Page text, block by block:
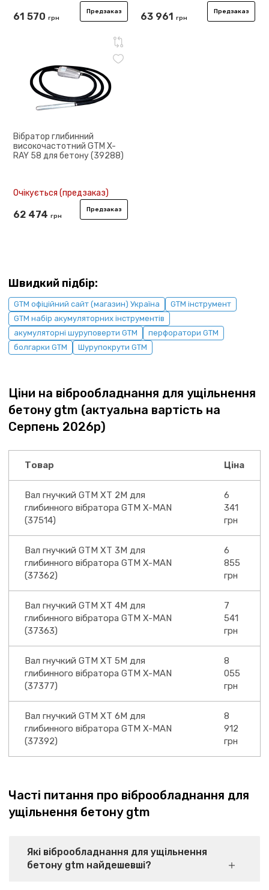
61 570 грн
Предзаказ 63 961 грн
Предзаказ
Вібратор глибинний
високочастотний GTM X-
RAY 58 для бетону (39288)
Очікується (предзаказ)
62 474 грн
Предзаказ
Швидкий підбір:
GTM офіційний сайт (магазин) Україна
GTM інструмент
GTM набір акумуляторних інструментів
акумуляторні шуруповерти GTM
перфоратори GTM
болгарки GTM
Шурупокрути GTM
Ціни на віброобладнання для ущільнення
бетону gtm (актуальна вартість на
Серпень 2026р)
Товар Ціна
Вал гнучкий GTM XT 2M для
глибинного вібратора GTM X-MAN
(37514)
6
341
грн
Вал гнучкий GTM XT 3M для
глибинного вібратора GTM X-MAN
(37362)
6
855
грн
Вал гнучкий GTM XT 4M для
глибинного вібратора GTM X-MAN
(37363)
7
541
грн
Вал гнучкий GTM XT 5M для
глибинного вібратора GTM X-MAN
(37377)
8
055
грн
Вал гнучкий GTM XT 6M для
глибинного вібратора GTM X-MAN
(37392)
8
912
грн
Часті питання про віброобладнання для
ущільнення бетону gtm
Які віброобладнання для ущільнення
бетону gtm найдешевші?